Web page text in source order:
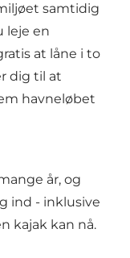
samtidig
leje en
at låne i to
dig til at
havneløbet
år, og
ind - inklusive
kajak kan nå.